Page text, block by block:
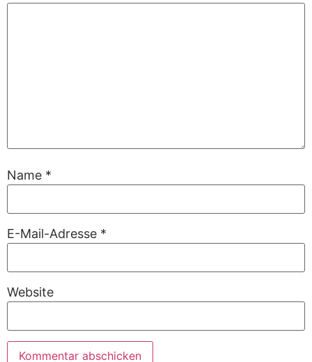
Name *
E-Mail-Adresse *
Website